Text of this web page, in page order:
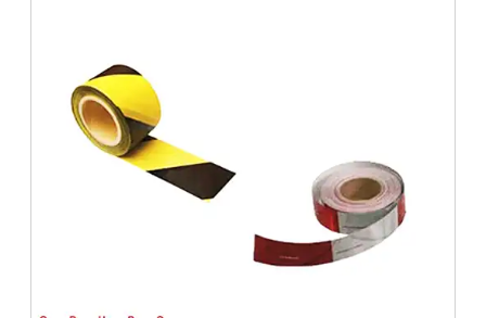
fita antiderrapante profissional
Placas com código de barras